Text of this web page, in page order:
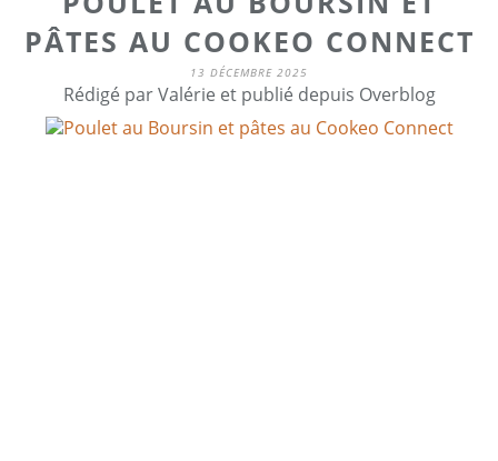
PÂTES AU COOKEO CONNECT
13 DÉCEMBRE 2025
Rédigé par Valérie et publié depuis Overblog